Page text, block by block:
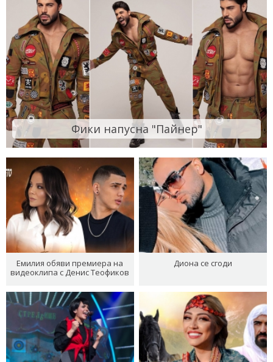
Фики напусна "Пайнер"
Емилия обяви премиера на
видеоклипа с Денис Теофиков
Диона се сгоди